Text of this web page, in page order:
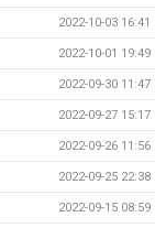
2022-10-03 16:41
2022-10-01 19:49
2022-09-30 11:47
2022-09-27 15:17
2022-09-26 11:56
2022-09-25 22:38
2022-09-15 08:59